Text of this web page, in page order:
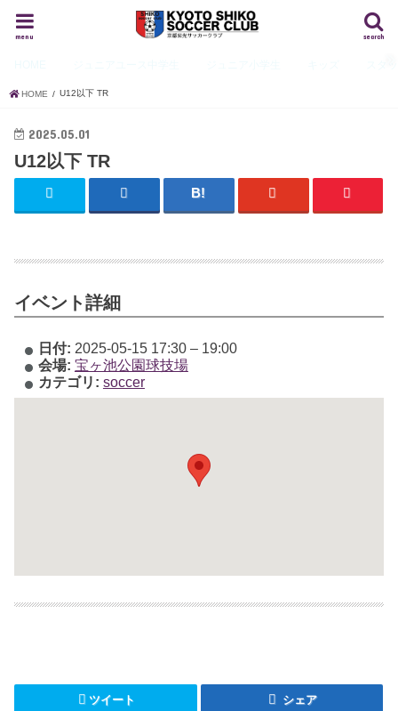
search
menu
HOME U12以下 TR
2025.05.01
U12以下 TR
イベント詳細
日付: 2025-05-15 17:30– 19:00
会場: 宝ヶ池公園球技場
カテゴリ: soccer
ツイート シェア